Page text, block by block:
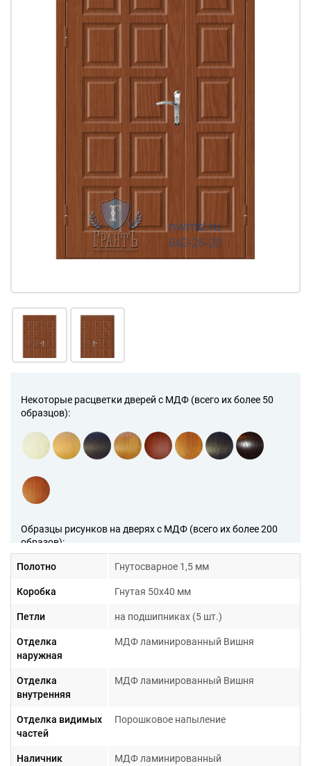
Некоторые расцветки дверей с МДФ (всего их более 50
образцов):
Образцы рисунков на дверях с МДФ (всего их более 200
образов):
Полотно Гнутосварное 1,5 мм
Коробка Гнутая 50х40 мм
Петли на подшипниках (5 шт.)
Отделка
наружная
МДФ ламинированный Вишня
Отделка
внутренняя
МДФ ламинированный Вишня
Отделка видимых
частей
Порошковое напыление
Наличник МДФ ламинированный